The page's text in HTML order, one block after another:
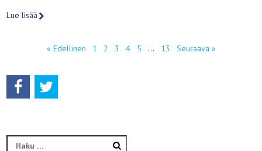
Lue lisää
« Edellinen 1 2 3 4 5 … 13 Seuraava »
Haku: